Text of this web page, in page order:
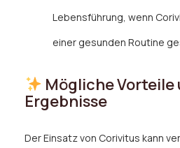
Lebensführung, wenn
einer gesunden Routine
Mögliche Vorteile
Ergebnisse
Der Einsatz von Corivitus kann